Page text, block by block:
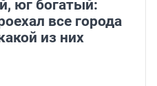
юг богатый:
все города
из них